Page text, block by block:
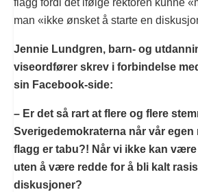
flagg fordi det ifølge rektoren kunne
man «ikke ønsket å starte en
Jennie Lundgren, barn- og
viseordfører skrev i forbindelse
sin Facebook-side:
– Er det så rart at flere og flere
Sverigedemokraterna når vår
flagg er tabu?! Når vi ikke kan
uten å være redde for å bli kalt
diskusjoner?